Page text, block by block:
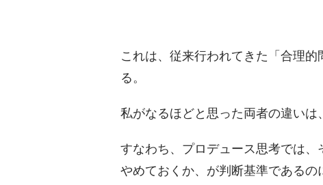
これは、従来行われてきた「合理
る。
私がなるほどと思った両者の違いは
すなわち、プロデュース思考では
やめておくか、が判断基準である